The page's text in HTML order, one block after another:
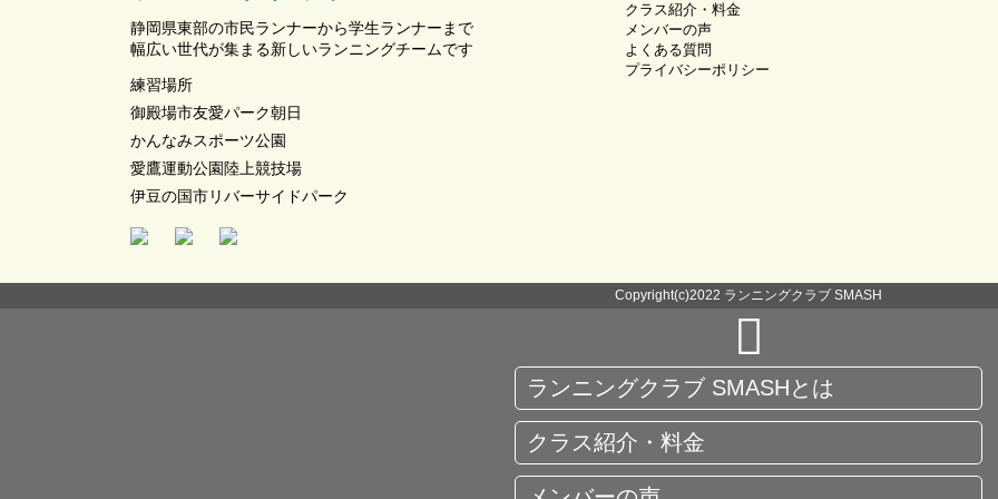
静岡県東部の市民ランナーから学生ランナーまで
幅広い世代が集まる新しいランニングチームです
練習場所
御殿場市友愛パーク朝日
かんなみスポーツ公園
愛鷹運動公園陸上競技場
伊豆の国市リバーサイドパーク
クラス紹介・料金
メンバーの声
よくある質問
プライバシーポリシー
Copyright(c)2022 ランニングクラブ SMASH
ランニングクラブ SMASHとは
クラス紹介・料金